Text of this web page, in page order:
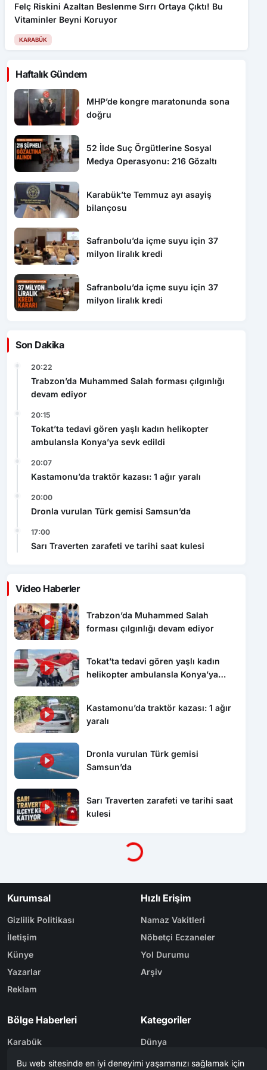
Felç Riskini Azaltan Beslenme Sırrı Ortaya Çıktı! Bu
Vitaminler Beyni Koruyor
KARABÜK
Haftalık Gündem
MHP’de kongre maratonunda sona
doğru
52 İlde Suç Örgütlerine Sosyal
Medya Operasyonu: 216 Gözaltı
Karabük’te Temmuz ayı asayiş
bilançosu
Safranbolu’da içme suyu için 37
milyon liralık kredi
Safranbolu’da içme suyu için 37
milyon liralık kredi
Son Dakika
20:22
Trabzon’da Muhammed Salah forması çılgınlığı
devam ediyor
20:15
Tokat’ta tedavi gören yaşlı kadın helikopter
ambulansla Konya’ya sevk edildi
20:07
Kastamonu’da traktör kazası: 1 ağır yaralı
20:00
Dronla vurulan Türk gemisi Samsun’da
17:00
Sarı Traverten zarafeti ve tarihi saat kulesi
Video Haberler
Trabzon’da Muhammed Salah
forması çılgınlığı devam ediyor
Tokat’ta tedavi gören yaşlı kadın
helikopter ambulansla Konya’ya
Kastamonu’da traktör kazası: 1 ağır
yaralı
Dronla vurulan Türk gemisi
Samsun’da
Sarı Traverten zarafeti ve tarihi saat
kulesi
Yükleniyor...
Kurumsal
Gizlilik Politikası
İletişim
Künye
Yazarlar
Reklam
Hızlı Erişim
Namaz Vakitleri
Nöbetçi Eczaneler
Yol Durumu
Arşiv
Bölge Haberleri
Karabük
Safranbolu
Kategoriler
Dünya
Eğitim